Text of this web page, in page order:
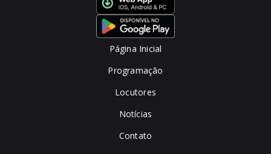
Página Inicial
Programação
Locutores
Notícias
Contato